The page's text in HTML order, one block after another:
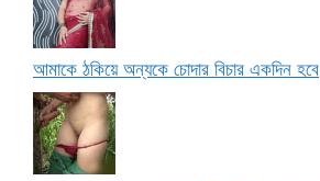
আমাকে ঠকিয়ে অন্যকে চোদার বিচার একদিন হবে